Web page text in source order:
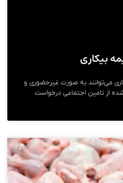
بیکاری
می‌توانند به صورت غیرحضوری و
از تامین اجتماعی درخواست